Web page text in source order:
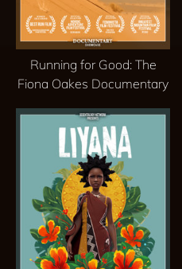
Running for Good: The
Fiona Oakes Documentary